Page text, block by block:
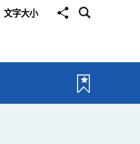
文字大小